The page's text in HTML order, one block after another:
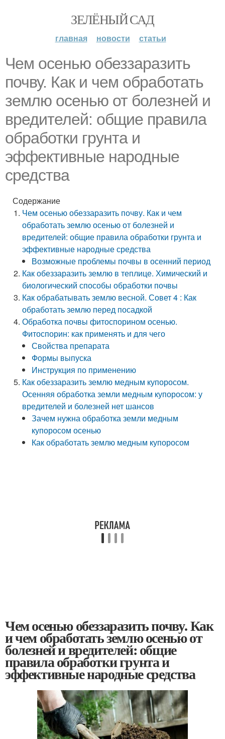
ЗЕЛЁНЫЙ САД
главная новости статьи
Чем осенью обеззаразить
почву. Как и чем обработать
землю осенью от болезней и
вредителей: общие правила
обработки грунта и
эффективные народные
средства
Содержание
Чем осенью обеззаразить почву. Как и чем
обработать землю осенью от болезней и
вредителей: общие правила обработки грунта и
эффективные народные средства
Возможные проблемы почвы в осенний период
Как обеззаразить землю в теплице. Химический и
биологический способы обработки почвы
Как обрабатывать землю весной. Совет 4 : Как
обработать землю перед посадкой
Обработка почвы фитоспорином осенью.
Фитоспорин: как применять и для чего
Свойства препарата
Формы выпуска
Инструкция по применению
Как обеззаразить землю медным купоросом.
Осенняя обработка земли медным купоросом: у
вредителей и болезней нет шансов
Зачем нужна обработка земли медным
купоросом осенью
Как обработать землю медным купоросом
Чем осенью обеззаразить почву. Как
и чем обработать землю осенью от
болезней и вредителей: общие
правила обработки грунта и
эффективные народные средства